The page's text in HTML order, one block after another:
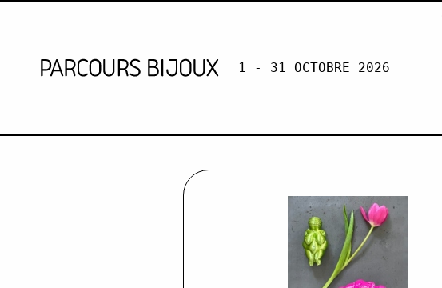
Skip to content 1 - 31 OCTOBRE 2026
LENA LINDAHL